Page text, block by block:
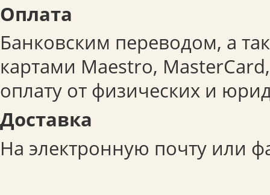
Оплата
Банковским переводом, а
картами Maestro,
оплату от физических и
Доставка
На электронную почту или